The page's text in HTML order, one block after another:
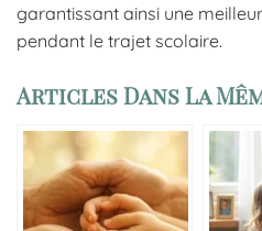
garantissant ainsi une
pendant le trajet scolaire.
Articles Dans La